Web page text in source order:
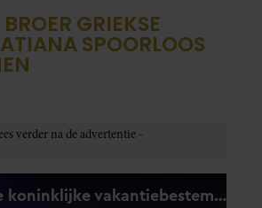
BROER GRIEKSE
SPOORLOOS